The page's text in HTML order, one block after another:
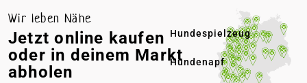
Hundespielzeug
Hundenapf
Wir leben Nähe
Jetzt online kaufen
oder in deinem Markt
abholen